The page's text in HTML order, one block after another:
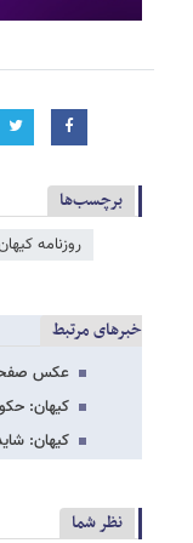
برچسب‌ها
روزنامه
خبرهای مرتبط
عکس صفحه
کیهان:
کیهان:
نظر شما